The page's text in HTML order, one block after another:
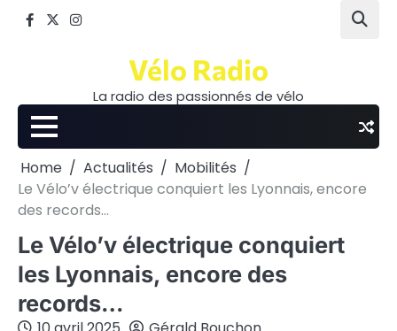
Facebook
TwitterInstagram
Vélo Radio
La radio des passionnés de vélo
Home Actualités
Mobilités
Le Vélo’v électrique conquiert les Lyonnais, encore
des records…
Le Vélo’v électrique conquiert
les Lyonnais, encore des
records…